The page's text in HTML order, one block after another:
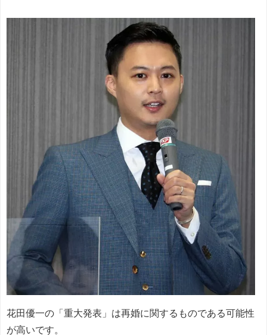
花田優一の「重大発表」は再婚に関するものである可能性
が高いです。